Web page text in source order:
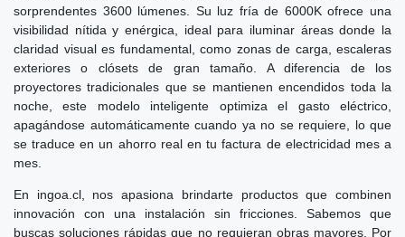
sorprendentes 3600 lúmenes. Su luz fría de 6000K ofrece una
visibilidad nítida y enérgica, ideal para iluminar áreas donde la
claridad visual es fundamental, como zonas de carga, escaleras
exteriores o clósets de gran tamaño. A diferencia de los
proyectores tradicionales que se mantienen encendidos toda la
noche, este modelo inteligente optimiza el gasto eléctrico,
apagándose automáticamente cuando ya no se requiere, lo que
se traduce en un ahorro real en tu factura de electricidad mes a
mes.
En ingoa.cl, nos apasiona brindarte productos que combinen
innovación con una instalación sin fricciones. Sabemos que
buscas soluciones rápidas que no requieran obras mayores. Por